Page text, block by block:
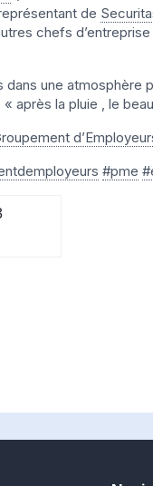
de
chefs
une atmosphère
après la pluie , le
#pme